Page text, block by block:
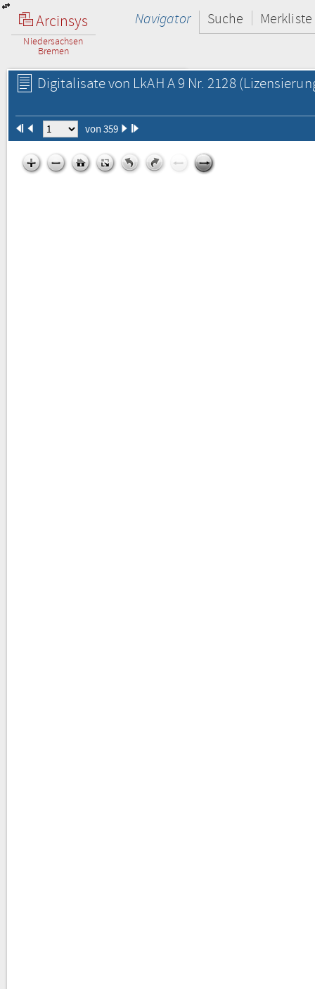
Arcinsys
Niedersachsen
Bremen
Navigator Suche Merkliste
Digitalisate von LkAH A 9 Nr. 2128
von 359